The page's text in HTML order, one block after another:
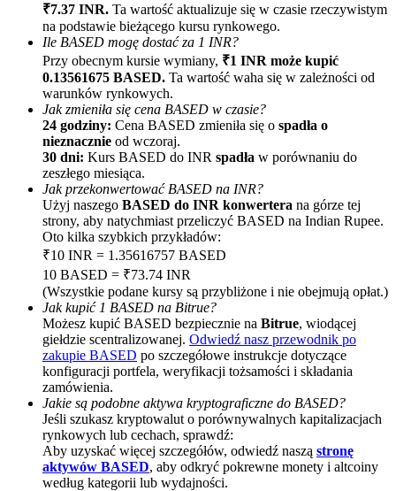
Polecaj
Zaproś przyjaciela, aby otrzymać nagrody pieniężne
BTC Welcome Rewards
BTC Welcome Rewards
Deposit & Trade BTC to Share 25000 USDT prize pool!
Deposit CASHCAT & Win
Share 500000 CASHCAT prize pool
₹7.37 INR. Ta wartość aktualizuje się w czasie rzeczywistym
na podstawie bieżącego kursu rynkowego.
Ile BASED mogę dostać za 1 INR?
Przy obecnym kursie wymiany, ₹1 INR może kupić
0.13561675 BASED. Ta wartość waha się w zależności od
warunków rynkowych.
Jak zmieniła się cena BASED w czasie?
24 godziny: Cena BASED zmieniła się o spadła o
nieznacznie od wczoraj.
30 dni: Kurs BASED do INR spadła w porównaniu do
zeszłego miesiąca.
Jak przekonwertować BASED na INR?
Użyj naszego BASED do INR konwertera na górze tej
strony, aby natychmiast przeliczyć BASED na Indian Rupee.
Oto kilka szybkich przykładów:
₹10 INR = 1.35616757 BASED
10 BASED = ₹73.74 INR
(Wszystkie podane kursy są przybliżone i nie obejmują opłat.)
Jak kupić 1 BASED na Bitrue?
Możesz kupić BASED bezpiecznie na Bitrue, wiodącej
giełdzie scentralizowanej. Odwiedź nasz przewodnik po
zakupie BASED po szczegółowe instrukcje dotyczące
konfiguracji portfela, weryfikacji tożsamości i składania
zamówienia.
Jakie są podobne aktywa kryptograficzne do BASED?
Jeśli szukasz kryptowalut o porównywalnych kapitalizacjach
rynkowych lub cechach, sprawdź:
Aby uzyskać więcej szczegółów, odwiedź naszą stronę
aktywów BASED, aby odkryć pokrewne monety i altcoiny
według kategorii lub wydajności.